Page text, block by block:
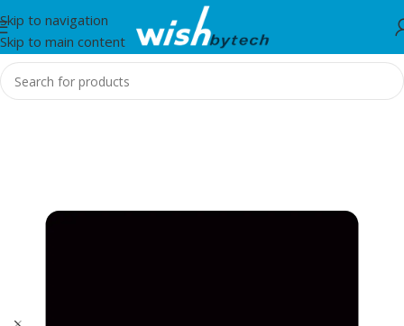
Skip to navigation
Skip to main content
Home/White Shark